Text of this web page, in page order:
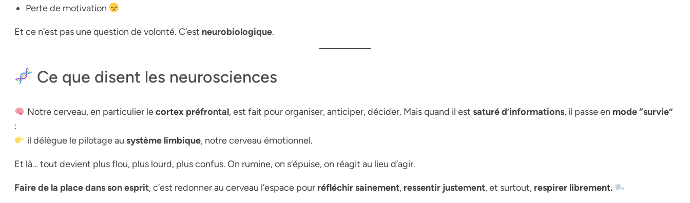
Perte de motivation
Et ce n’est pas une question de volonté. C’est neurobiologique.
Ce que disent les neurosciences
Notre cerveau, en particulier lecortex préfrontal, est fait pour organiser, anticiper, décider. Mais quand il est saturé d’informations, il passe en mode “survie”
:
il délègue le pilotage au système limbique, notre cerveau émotionnel.
Et là… tout devient plus flou, plus lourd, plus confus. On rumine, on s’épuise, on réagit au lieu d’agir.
Faire de la place dans son esprit, c’est redonner au cerveau l’espace pour réfléchir sainement, ressentir justement, et surtout, respirer librement.